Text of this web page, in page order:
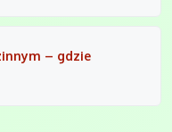
– gdzie